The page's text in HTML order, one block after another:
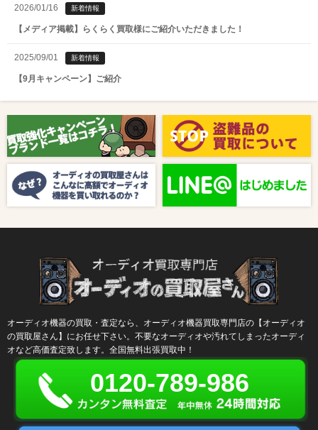
2026/01/16 新着情報
【メディア掲載】らくらく買取様にご紹介いただきました！
2025/09/01 新着情報
【9月キャンペーン】ご紹介
【8月キャンペーン】ご紹介
2024/10/04 新着情報
【ラジオ番組放送のお知らせ】
オーディオ機器の買取・査定なら、オーディオ機器買取専門店の【オーディオ
の買取屋さん】にお任せ下さい。不要なオーディオや汚れてしまったオーディ
オなど高価査定致します。全国無料出張買取中！
0120-789-986